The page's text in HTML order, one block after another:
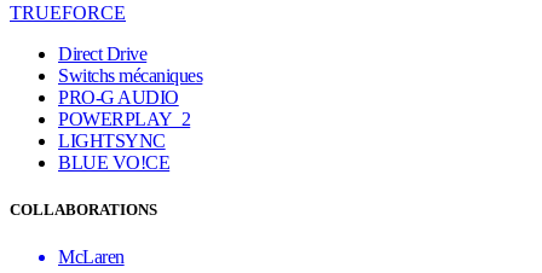
TRUEFORCE
Direct Drive
Switchs mécaniques
PRO-G AUDIO
POWERPLAY 2
LIGHTSYNC
BLUE VO!CE
COLLABORATIONS
McLaren